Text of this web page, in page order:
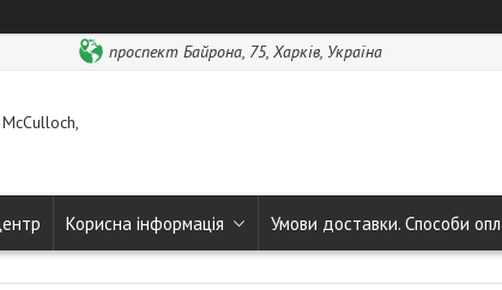
проспект Байрона, 75, Харків, Україна
Корисна інформація Умови доставки. Способи